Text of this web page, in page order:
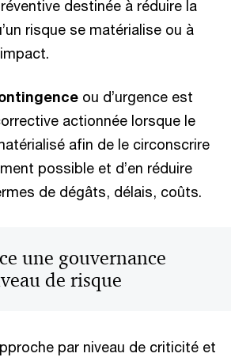
destinée à réduire la
risque se matérialise ou à
ou d’urgence est
actionnée lorsque le
afin de le circonscrire
possible et d’en réduire
de dégâts, délais, coûts.
une gouvernance
de risque
par niveau de criticité et